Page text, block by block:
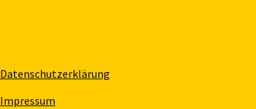
Datenschutzerklärung
Impressum